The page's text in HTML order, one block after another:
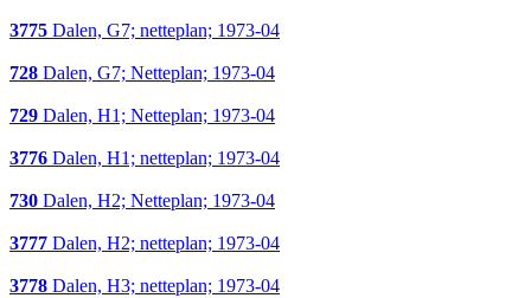
3775 Dalen, G7; netteplan; 1973-04
728 Dalen, G7; Netteplan; 1973-04
729 Dalen, H1; Netteplan; 1973-04
3776 Dalen, H1; netteplan; 1973-04
730 Dalen, H2; Netteplan; 1973-04
3777 Dalen, H2; netteplan; 1973-04
3778 Dalen, H3; netteplan; 1973-04